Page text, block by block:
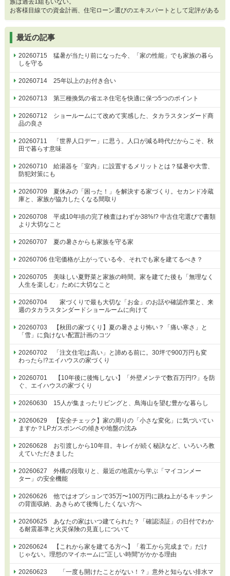
族は過去1組もいない。
お客様目線での資金計画、住宅ローン選びのエキスパートとして定評がある
最近の記事
20260715 猛暑が当たり前になった今、「家の性能」でも家族の暮ら
しを守る
20260714 25年以上のお付き合い
20260713 第三種換気の省エネ住宅を快適に保つ5つのポイント
20260712 ショールームにて改めて実感した、タカラスタンダード商
品の良さ
20260711 「世界人口デー」に思う。人口が減る時代だからこそ、秋
田で暮らす意味
20260710 給湯器を「室内」に設置するメリットとは？猛暑や大雪、
防犯対策にも
20260709 夏休みの「困った！」を解決する家づくり。セカンド冷蔵
庫と、家族が協力したくなる間取り
20260708 平成10年頃の完了検査はわずか38%!? 中古住宅選びで書類
より大切なこと
20260707 夏の暑さからも家族を守る家
20260706 住宅価格が上がっている今、それでも家を建てるべき？
20260705 美味しい夏野菜と家族の時間。家を建てた後も「無理なく
人生を楽しむ」ために大切なこと
20260704 家づくりで最も大切な「お金」のお話や確認作業と、来
週のタカラスタンダードショールームに向けて
20260703 【秋田の家づくり】夏の暑さより怖い？「痛い寒さ」と
「雪」に負けない配置計画のコツ
20260702 「注文住宅は高い」と諦める前に。30坪で900万円も変
わったら⁉エイハウスの家づくり
20260701 【10年後に後悔しない】「外壁メンテで数百万円!?」を防
ぐ、エイハウスの家づくり
20260630 15人が集まったリビングと、鳥海山を望む豊かな暮らし
20260629 【安全チェック】家の周りの「小さな変化」に気づいてい
ますか？LPガスボンベの傾きや地盤の沈み
20260628 お引渡しから10年目。キレイが続く秘訣など、いろいろ教
えていただきました
20260627 外構の段取りと、最近の地震から学ぶ「マイコンメー
ター」の安全機能
20260626 他ではオプションで35万〜100万円に跳ね上がるキッチン
の背面収納、あきらめて後悔したくない方へ
20260625 あなたの家はいつ建てられた？「確認済証」の日付でわか
る耐震基準と火災保険の見直しについて
20260624 【これから家を建てる方へ】「着工から完成まで」だけ
じゃない。理想のマイホームに"正しい時間"がかかる理由
20260623 「一度も開けたことがない！？」意外と知らない排水マ